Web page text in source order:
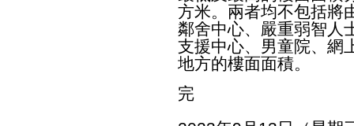
方米。兩者均不包括將
鄰舍中心、嚴重弱智人
支援中心、男童院、網
地方的樓面面積。
完